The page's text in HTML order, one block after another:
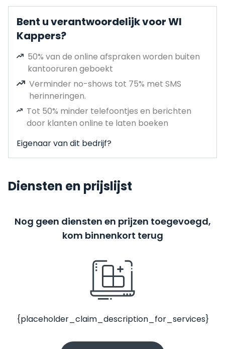
Bent u verantwoordelijk voor WI
Kappers?
50% van de online afspraken worden buiten
kantooruren geboekt
Verminder no-shows tot 75% met SMS
herinneringen.
Tot 50% minder telefoontjes en berichten
door klanten online te laten boeken
Eigenaar van dit bedrijf?
Diensten en prijslijst
Nog geen diensten en prijzen toegevoegd,
kom binnenkort terug
{placeholder_claim_description_for_services}